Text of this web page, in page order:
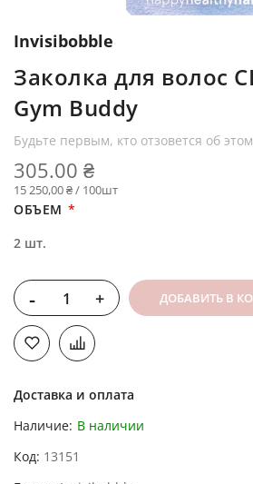
Invisibobble
Заколка для волос
Gym Buddy
Будьте первым, кто отзовется об
305.00 ₴
15 250,00 ₴ / 100шт
ОБЪЕМ
2 шт.
- + ДОБАВИТЬ В
Доставка и оплата
Наличие: В наличии
Код 13151